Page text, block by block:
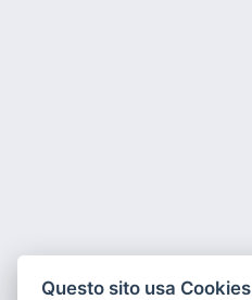
Questo sito usa Cookies